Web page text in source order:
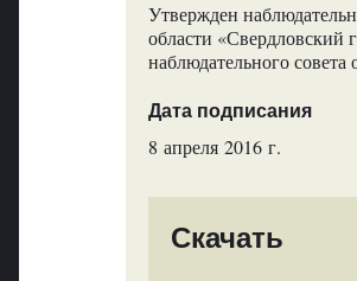
Утвержден
области «Свердловский
наблюдательного
Дата подписания
8 апреля 2016 г.
Скачать